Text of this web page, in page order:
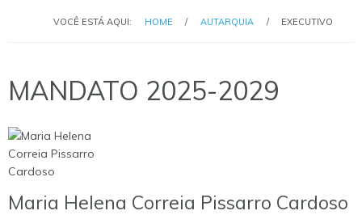
VOCÊ ESTÁ AQUI: HOME / AUTARQUIA / EXECUTIVO
MANDATO 2025-2029
Maria Helena Correia Pissarro Cardoso